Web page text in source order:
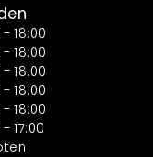
18:00
18:00
18:00
18:00
18:00
17:00